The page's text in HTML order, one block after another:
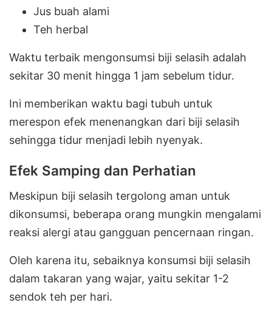
Jus buah alami
Teh herbal
Waktu terbaik mengonsumsi biji selasih adalah
sekitar 30 menit hingga 1 jam sebelum tidur.
Ini memberikan waktu bagi tubuh untuk
merespon efek menenangkan dari biji selasih
sehingga tidur menjadi lebih nyenyak.
Efek Samping dan Perhatian
Meskipun biji selasih tergolong aman untuk
dikonsumsi, beberapa orang mungkin mengalami
reaksi alergi atau gangguan pencernaan ringan.
Oleh karena itu, sebaiknya konsumsi biji selasih
dalam takaran yang wajar, yaitu sekitar 1-2
sendok teh per hari.